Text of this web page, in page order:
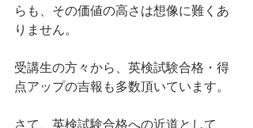
らも、その価値の高さは想像に難くあ
りません。
受講生の方々から、英検試験合格・得
点アップの吉報も多数頂いています。
さて、英検試験合格への近道として、